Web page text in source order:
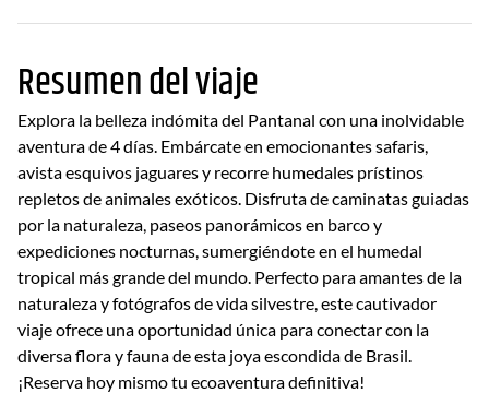
Resumen del viaje
Explora la belleza indómita del Pantanal con una inolvidable
aventura de 4 días. Embárcate en emocionantes safaris,
avista esquivos jaguares y recorre humedales prístinos
repletos de animales exóticos. Disfruta de caminatas guiadas
por la naturaleza, paseos panorámicos en barco y
expediciones nocturnas, sumergiéndote en el humedal
tropical más grande del mundo. Perfecto para amantes de la
naturaleza y fotógrafos de vida silvestre, este cautivador
viaje ofrece una oportunidad única para conectar con la
diversa flora y fauna de esta joya escondida de Brasil.
¡Reserva hoy mismo tu ecoaventura definitiva!